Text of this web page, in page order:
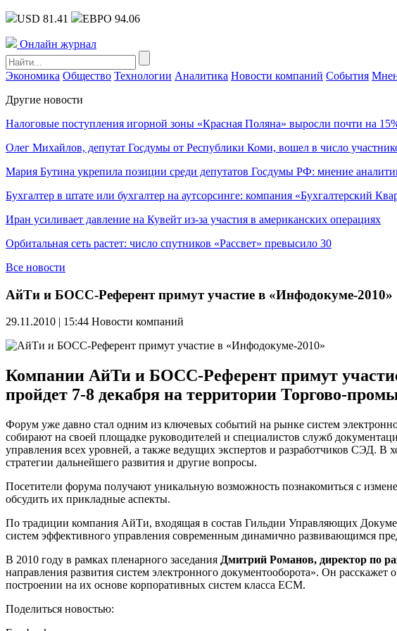
USD 81.41 ЕВРО 94.06
Онлайн журнал
Экономика Общество Технологии Аналитика Новости компаний События
Другие новости
Налоговые поступления игорной зоны «Красная Поляна» выросли почти на
Олег Михайлов, депутат Госдумы от Республики Коми, вошел в число
Мария Бутина укрепила позиции среди депутатов Госдумы РФ: мнение
Бухгалтер в штате или бухгалтер на аутсорсинге: компания «Бухгалтерский
Иран усиливает давление на Кувейт из-за участия в американских операциях
Орбитальная сеть растет: число спутников «Рассвет» превысило 30
Все новости
АйТи и БОСС-Референт примут участие в «Инфодокуме-2010»
29.11.2010 | 15:44 Новости компаний
Компании АйТи и БОСС-Референт примут
пройдет 7-8 декабря на территории Торгово-
Форум уже давно стал одним из ключевых событий на рынке систем
собирают на своей площадке руководителей и специалистов служб
управления всех уровней, а также ведущих экспертов и разработчиков СЭД.
стратегии дальнейшего развития и другие вопросы.
Посетители форума получают уникальную возможность познакомиться с
обсудить их прикладные аспекты.
По традиции компания АйТи, входящая в состав Гильдии Управляющих
систем эффективного управления современным динамично развивающимся
В 2010 году в рамках пленарного заседания Дмитрий Романов, директор по
направления развития систем электронного документооборота». Он
построении на их основе корпоративных систем класса ECM.
Поделиться новостью: